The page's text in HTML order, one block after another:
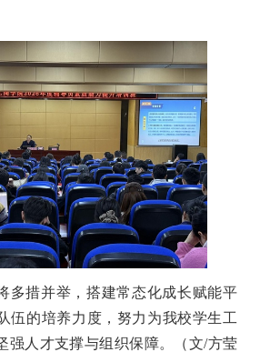
多措并举，搭建常态化成长赋能平
伍的培养力度，努力为我校学生工
强人才支撑与组织保障。（文/方莹